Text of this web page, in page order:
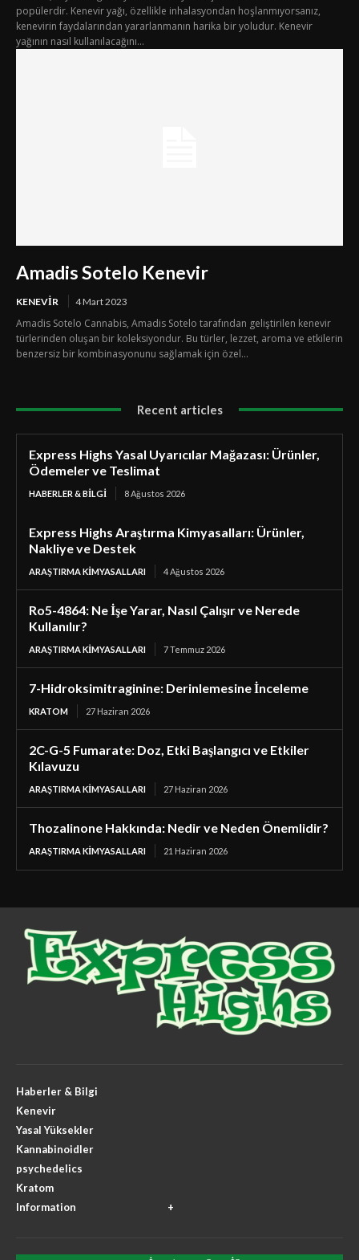
popülerdir. Kenevir yağı, özellikle inhalasyondan hoşlanmıyorsanız,
kenevirin faydalarından yararlanmanın harika bir yoludur. Kenevir
yağının nasıl kullanılacağını...
Amadis Sotelo Kenevir
KENEVIR 4 Mart 2023
Amadis Sotelo Cannabis, Amadis Sotelo tarafından geliştirilen kenevir
türlerinden oluşan bir koleksiyondur. Bu türler, lezzet, aroma ve etkilerin
benzersiz bir kombinasyonunu sağlamak için özel...
Recent articles
Express Highs Yasal Uyarıcılar Mağazası: Ürünler,
Ödemeler ve Teslimat
HABERLER & BILGI 8 Ağustos 2026
Express Highs Araştırma Kimyasalları: Ürünler,
Nakliye ve Destek
ARAŞTIRMA KIMYASALLARI 4 Ağustos 2026
Ro5-4864: Ne İşe Yarar, Nasıl Çalışır ve Nerede
Kullanılır?
ARAŞTIRMA KIMYASALLARI 7 Temmuz 2026
7-Hidroksimitraginine: Derinlemesine İnceleme
KRATOM 27 Haziran 2026
2C-G-5 Fumarate: Doz, Etki Başlangıcı ve Etkiler
Kılavuzu
ARAŞTIRMA KIMYASALLARI 27 Haziran 2026
Thozalinone Hakkında: Nedir ve Neden Önemlidir?
ARAŞTIRMA KIMYASALLARI 21 Haziran 2026
Haberler & Bilgi
Kenevir
Yasal Yüksekler
Kannabinoidler
psychedelics
Kratom
Information